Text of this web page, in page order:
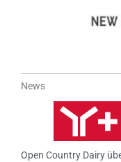
News
Open Country Dairy